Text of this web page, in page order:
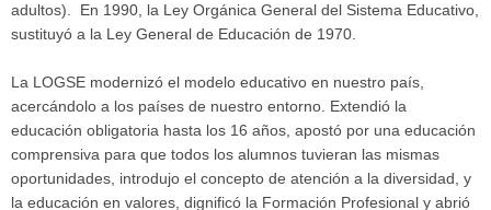
adultos). En 1990, la Ley Orgánica General del Sistema Educativo,
sustituyó a la Ley General de Educación de 1970.
La LOGSE modernizó el modelo educativo en nuestro país,
acercándolo a los países de nuestro entorno. Extendió la
educación obligatoria hasta los 16 años, apostó por una educación
comprensiva para que todos los alumnos tuvieran las mismas
oportunidades, introdujo el concepto de atención a la diversidad, y
la educación en valores, dignificó la Formación Profesional y abrió